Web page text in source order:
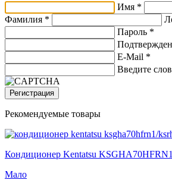
Имя *
Фамилия *
Пароль *
E-Mail *
Введите
Регистрация
Рекомендуемые товары
Кондиционер Kentatsu
Мало